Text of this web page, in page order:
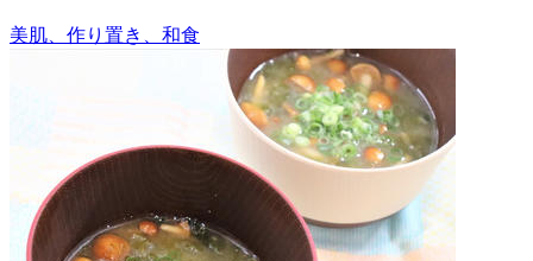
美肌、作り置き、和食